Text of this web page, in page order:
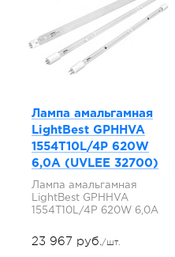
Лампа амальгамная
LightBest GPHHVA
1554T10L/4P 620W
6,0A (UVLEE 32700)
Лампа амальгамная
LightBest GPHHVA
1554T10L/4P 620W 6,0A
23 967 руб./шт.